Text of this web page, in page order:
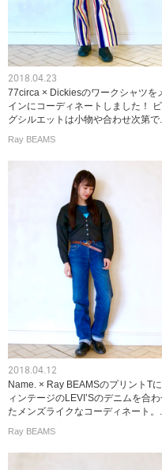
2018.04.23
77circa × Dickiesのワークシャツを
インにコーディネートしました！
グシルエットは小物や合わせ次第で
Ray BEAMS
2018.04.12
Name. × Ray BEAMSのプリントT
ィンテージのLEVI’Sのデニムを合
たメンズライクなコーディネート。
Ray BEAMS